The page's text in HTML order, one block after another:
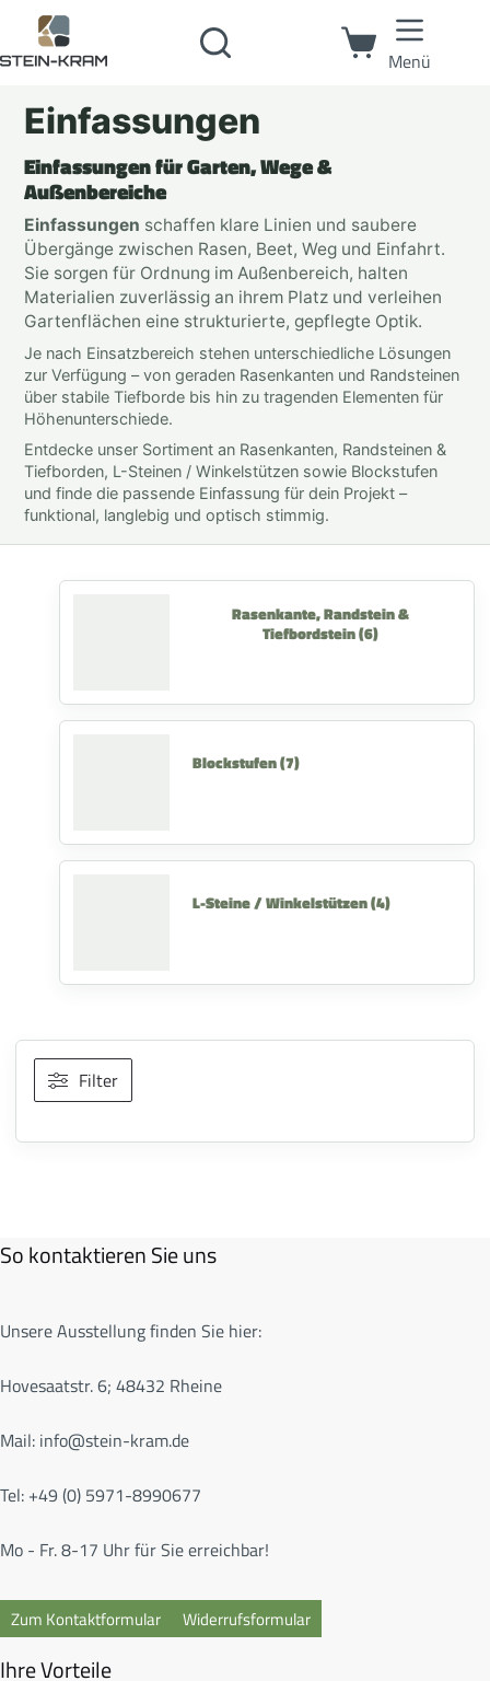
Menü
Einfassungen
Einfassungen für Garten, Wege &
Außenbereiche
Einfassungen schaffen klare Linien und saubere
Übergänge zwischen Rasen, Beet, Weg und Einfahrt.
Sie sorgen für Ordnung im Außenbereich, halten
Materialien zuverlässig an ihrem Platz und verleihen
Gartenflächen eine strukturierte, gepflegte Optik.
Je nach Einsatzbereich stehen unterschiedliche Lösungen
zur Verfügung – von geraden Rasenkanten und Randsteinen
über stabile Tiefborde bis hin zu tragenden Elementen für
Höhenunterschiede.
Entdecke unser Sortiment an Rasenkanten, Randsteinen &
Tiefborden, L-Steinen / Winkelstützen sowie Blockstufen
und finde die passende Einfassung für dein Projekt –
funktional, langlebig und optisch stimmig.
Rasenkante, Randstein &
Tiefbordstein(6)
Blockstufen(7)
L-Steine / Winkelstützen(4)
Filter
So kontaktieren Sie uns
Unsere Ausstellung finden Sie hier:
Hovesaatstr. 6; 48432 Rheine
Mail: info@stein-kram.de
Tel: +49 (0) 5971-8990677
Mo - Fr. 8-17 Uhr für Sie erreichbar!
Zum Kontaktformular Widerrufsformular
Ihre Vorteile